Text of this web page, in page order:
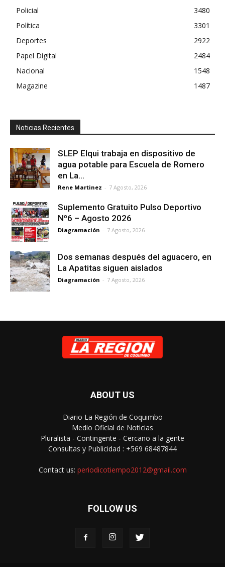
Policial
3480
Política
3301
Deportes
2922
Papel Digital
2484
Nacional
1548
Magazine
1487
Noticias Recientes
SLEP Elqui trabaja en dispositivo de
agua potable para Escuela de Romero
en La...
Rene Martinez - 7 Agosto, 2026
Suplemento Gratuito Pulso Deportivo
Nº6 – Agosto 2026
Diagramación - 7 Agosto, 2026
Dos semanas después del aguacero, en
La Apatitas siguen aislados
Diagramación - 7 Agosto, 2026
ABOUT US
Diario La Región de Coquimbo
Medio Oficial de Noticias
Pluralista - Contingente - Cercano a la gente
Consultas y Publicidad : +569 68487844
Contact us: periodicotiempo2012@gmail.com
FOLLOW US